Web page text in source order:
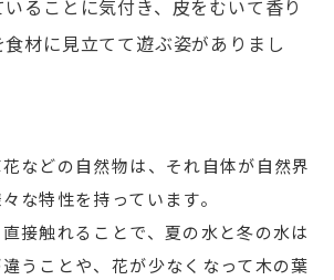
ることに気付き、皮をむいて香り
材に見立てて遊ぶ姿がありまし
などの自然物は、それ自体が自然界
な特性を持っています。
接触れることで、夏の水と冬の水は
うことや、花が少なくなって木の葉